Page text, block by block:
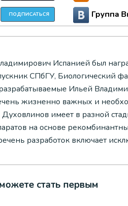
ПОДПИСАТЬСЯ Группа
Испанией был
СПбГУ, Биологический
Ильей
жизненно важных и
имеет в разной
на основе
разработок включает
стать первым